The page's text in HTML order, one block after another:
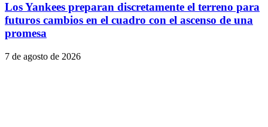
Los Yankees preparan discretamente el terreno para
futuros cambios en el cuadro con el ascenso de una
promesa
7 de agosto de 2026